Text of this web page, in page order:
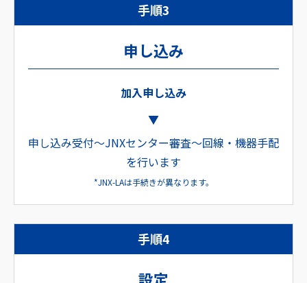
手順3
申し込み
加入申し込み
申し込み受付〜JNXセンター審査〜回線・機器手配
を行います
*JNX-LAは手続きが異なります。
手順4